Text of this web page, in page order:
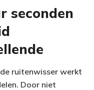
seconden
ruitenwisser werkt
Door niet